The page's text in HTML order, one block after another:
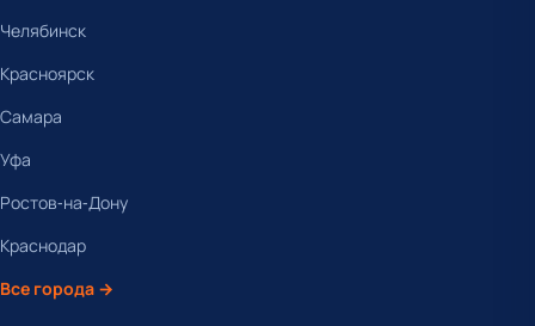
Челябинск
Красноярск
Самара
Уфа
Ростов-на-Дону
Краснодар
Все города →